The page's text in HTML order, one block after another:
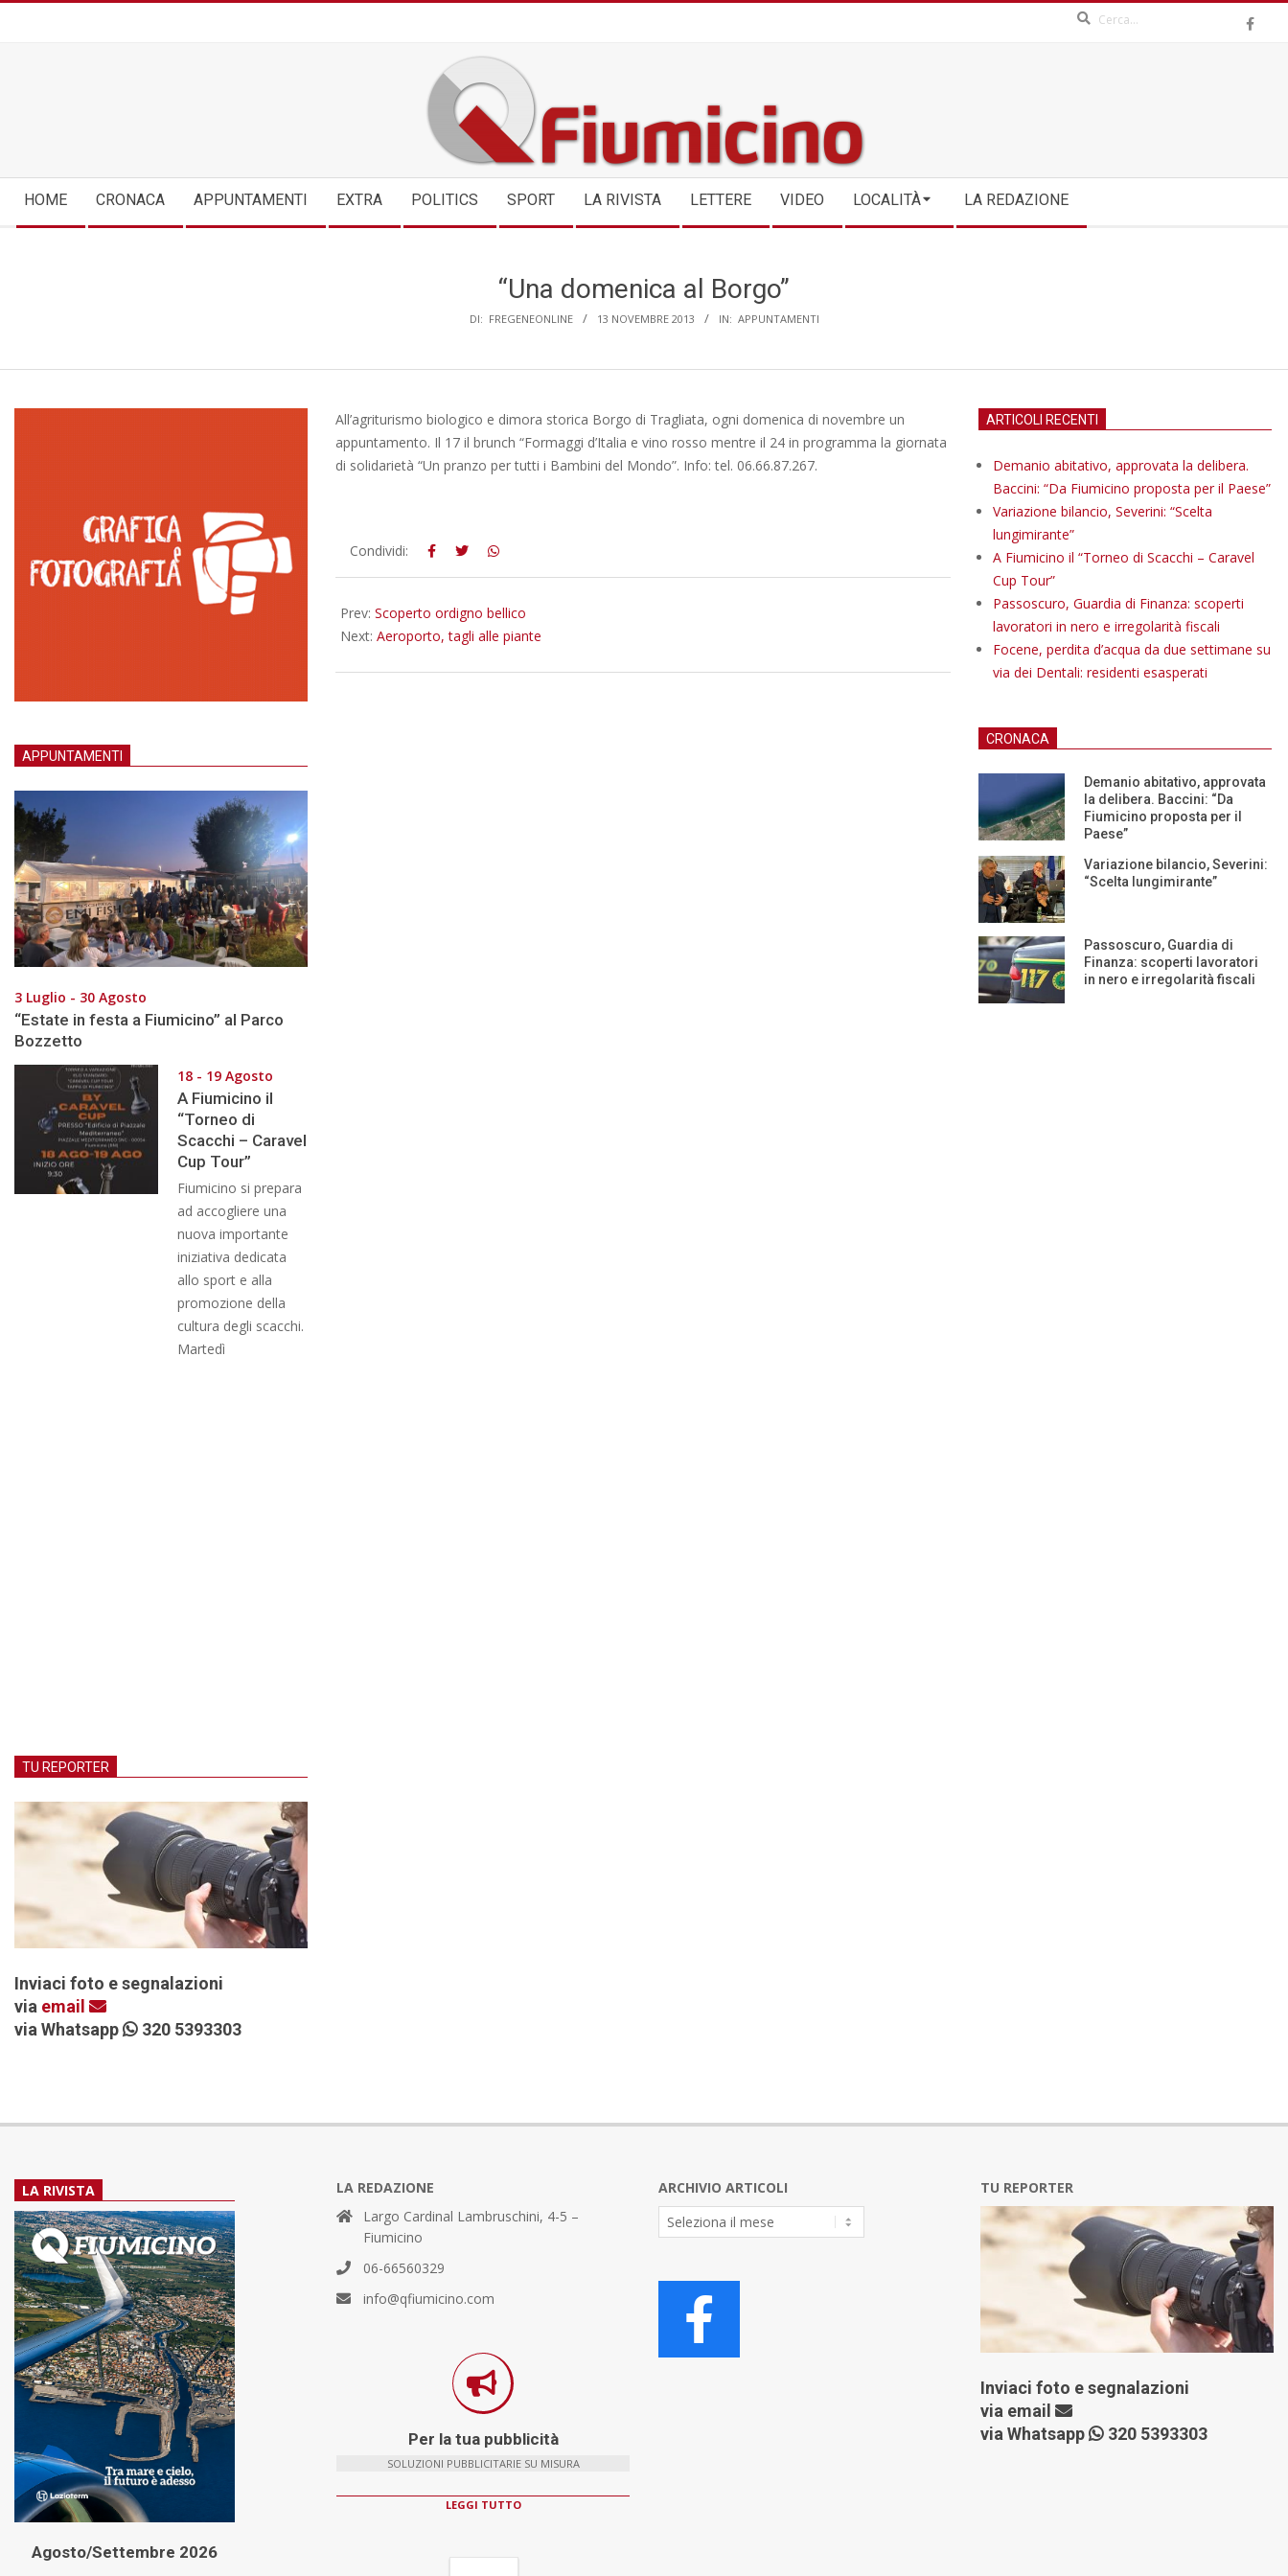
QFIUMICINO.COM
Navigation
Menu
HOME CRONACA APPUNTAMENTI EXTRA POLITICS SPORT LA RIVISTA LETTERE VIDEO LOCALITÀ LA REDAZIONE
“Una domenica al Borgo”
DI: FREGENEONLINE 13 NOVEMBRE 2013 IN: APPUNTAMENTI
All’agriturismo biologico e dimora storica Borgo di Tragliata, ogni domenica di novembre un
appuntamento. Il 17 il brunch “Formaggi d’Italia e vino rosso mentre il 24 in programma la giornata
di solidarietà “Un pranzo per tutti i Bambini del Mondo”. Info: tel. 06.66.87.267.
2013-
11-
Condividi:
Prev: Scoperto ordigno bellico
Next: Aeroporto, tagli alle piante
APPUNTAMENTI
3 Luglio - 30 Agosto
“Estate in festa a Fiumicino” al Parco
Bozzetto
18 - 19 Agosto
A Fiumicino il
“Torneo di
Scacchi – Caravel
Cup Tour”
Fiumicino si prepara
ad accogliere una
nuova importante
iniziativa dedicata
allo sport e alla
promozione della
cultura degli scacchi.
Martedì
TU REPORTER
Inviaci foto e segnalazioni
via email
via Whatsapp
320 5393303
ARTICOLI RECENTI
Demanio abitativo, approvata la delibera.
Baccini: “Da Fiumicino proposta per il Paese”
Variazione bilancio, Severini: “Scelta
lungimirante”
A Fiumicino il “Torneo di Scacchi – Caravel
Cup Tour”
Passoscuro, Guardia di Finanza: scoperti
lavoratori in nero e irregolarità fiscali
Focene, perdita d’acqua da due settimane su
via dei Dentali: residenti esasperati
CRONACA
Demanio abitativo, approvata
la delibera. Baccini: “Da
Fiumicino proposta per il
Paese”
Variazione bilancio, Severini:
“Scelta lungimirante”
Passoscuro, Guardia di
Finanza: scoperti lavoratori
in nero e irregolarità fiscali
LA RIVISTA
Agosto/Settembre 2026
LA REDAZIONE
Largo Cardinal Lambruschini, 4-5 –
Fiumicino
06-66560329
info@qfiumicino.com
Per la tua pubblicità
SOLUZIONI PUBBLICITARIE SU MISURA
LEGGI TUTTO
ARCHIVIO ARTICOLI
Archivio
Articoli
TU REPORTER
Inviaci foto e segnalazioni
via email
via Whatsapp
320 5393303